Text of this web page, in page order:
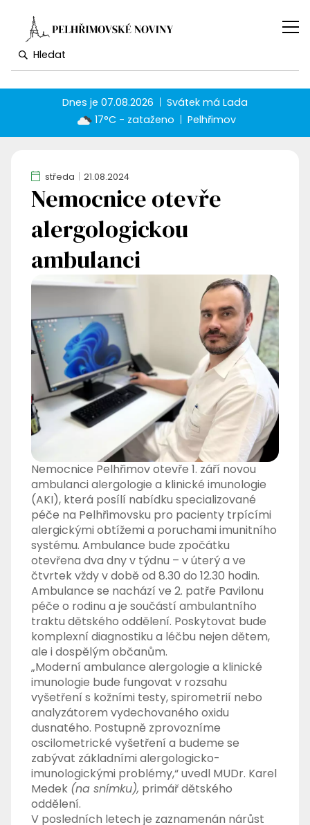
Dnes je07.08.2026 Svátek má Lada
17°C - zataženo
Pelhřimov
středa 21.08.2024
Nemocnice otevře
alergologickou
ambulanci
Nemocnice Pelhřimov otevře 1. září novou
ambulanci alergologie a klinické imunologie
(AKI), která posílí nabídku specializované
péče na Pelhřimovsku pro pacienty trpícími
alergickými obtížemi a poruchami imunitního
systému. Ambulance bude zpočátku
otevřena dva dny v týdnu – v úterý a ve
čtvrtek vždy v době od 8.30 do 12.30 hodin.
Ambulance se nachází ve 2. patře Pavilonu
péče o rodinu a je součástí ambulantního
traktu dětského oddělení. Poskytovat bude
komplexní diagnostiku a léčbu nejen dětem,
ale i dospělým občanům.
„Moderní ambulance alergologie a klinické
imunologie bude fungovat v rozsahu
vyšetření s kožními testy, spirometrií nebo
analyzátorem vydechovaného oxidu
dusnatého. Postupně zprovozníme
oscilometrické vyšetření a budeme se
zabývat základními alergologicko-
imunologickými problémy,“ uvedl MUDr. Karel
Medek (na snímku), primář dětského
oddělení.
V posledních letech je zaznamenán nárůst